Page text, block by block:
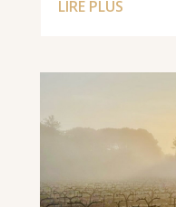
LIRE PLUS